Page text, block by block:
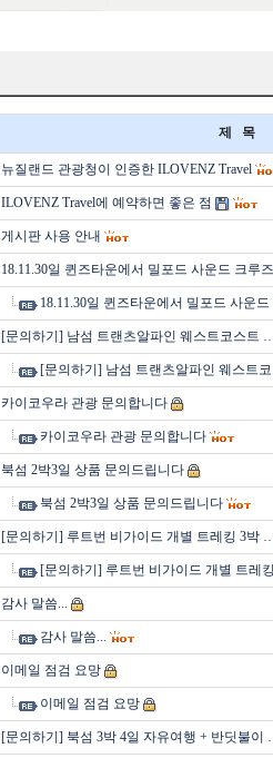
제 목
뉴질랜드 관광청이 인증한 ILOVENZ Travel
ILOVENZ Travel에 예약하면 좋은 점
게시판 사용 안내
18.11.30일 퀸즈타운에서 밀포드 사운드 크루
18.11.30일 퀸즈타운에서 밀포드 사운
[문의하기] 남섬 트랜츠알파인 웨스트코스트
[문의하기] 남섬 트랜츠알파인 웨스트
카이코우라 관광 문의합니다
카이코우라 관광 문의합니다
북섬 2박3일 상품 문의드립니다
북섬 2박3일 상품 문의드립니다
[문의하기] 루트번 비가이드 개별 트레킹 3박
[문의하기] 루트번 비가이드 개별 트레
감사 말씀...
감사 말씀...
이메일 점검 요망
이메일 점검 요망
[문의하기] 북섬 3박 4일 자유여행 + 반딧불이